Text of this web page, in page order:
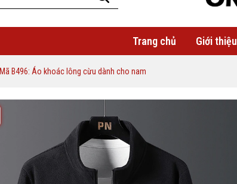
Trang chủ Giới thiệu
Mã B496: Áo khoác lông cừu dành cho nam